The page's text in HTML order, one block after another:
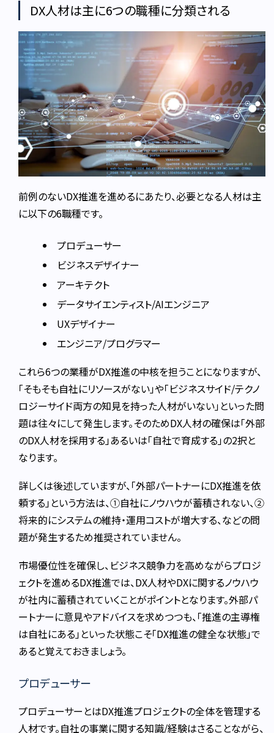
DX人材は主に6つの職種に分類される
前例のないDX推進を進めるにあたり、必要となる人材は主
に以下の6職種です。
プロデューサー
ビジネスデザイナー
アーキテクト
データサイエンティスト/AIエンジニア
UXデザイナー
エンジニア/プログラマー
これら6つの業種がDX推進の中核を担うことになりますが、
「そもそも自社にリソースがない」や「ビジネスサイド/テクノ
ロジーサイド両方の知見を持った人材がいない」といった問
題は往々にして発生します。そのためDX人材の確保は「外部
のDX人材を採用する」あるいは「自社で育成する」の2択と
なります。
詳しくは後述していますが、「外部パートナーにDX推進を依
頼する」という方法は、①自社にノウハウが蓄積されない、②
将来的にシステムの維持・運用コストが増大する、などの問
題が発生するため推奨されていません。
市場優位性を確保し、ビジネス競争力を高めながらプロジ
ェクトを進めるDX推進では、DX人材やDXに関するノウハウ
が社内に蓄積されていくことがポイントとなります。外部パ
ートナーに意見やアドバイスを求めつつも、「推進の主導権
は自社にある」といった状態こそ「DX推進の健全な状態」で
あると覚えておきましょう。
プロデューサー
プロデューサーとはDX推進プロジェクトの全体を管理する
人材です。自社の事業に関する知識/経験はさることながら、